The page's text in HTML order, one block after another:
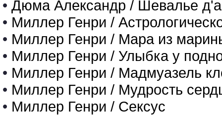
• Дюма Александр / Шевалье
• Миллер Генри /
• Миллер Генри / Мара из
• Миллер Генри / Улыбка у
• Миллер Генри / Мадмуазель
• Миллер Генри / Мудрость
• Миллер Генри / Сексус